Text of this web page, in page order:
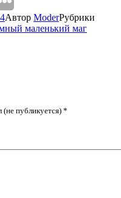
Автор ModerРубрики
маленький маг
(не публикуется) *